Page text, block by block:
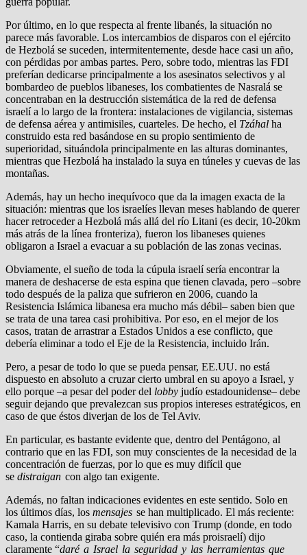
Por último, en lo que respecta al frente libanés, la situación no
parece más favorable. Los intercambios de disparos con el ejército
de Hezbolá se suceden, intermitentemente, desde hace casi un año,
con pérdidas por ambas partes. Pero, sobre todo, mientras las FDI
preferían dedicarse principalmente a los asesinatos selectivos y al
bombardeo de pueblos libaneses, los combatientes de Nasralá se
concentraban en la destrucción sistemática de la red de defensa
israelí a lo largo de la frontera: instalaciones de vigilancia, sistemas
de defensa aérea y antimisiles, cuarteles. De hecho, el Tzáhal ha
construido esta red basándose en su propio sentimiento de
superioridad, situándola principalmente en las alturas dominantes,
mientras que Hezbolá ha instalado la suya en túneles y cuevas de las
montañas.
Además, hay un hecho inequívoco que da la imagen exacta de la
situación: mientras que los israelíes llevan meses hablando de querer
hacer retroceder a Hezbolá más allá del río Litani (es decir, 10-20km
más atrás de la línea fronteriza), fueron los libaneses quienes
obligaron a Israel a evacuar a su población de las zonas vecinas.
Obviamente, el sueño de toda la cúpula israelí sería encontrar la
manera de deshacerse de esta espina que tienen clavada, pero –sobre
todo después de la paliza que sufrieron en 2006, cuando la
Resistencia Islámica libanesa era mucho más débil– saben bien que
se trata de una tarea casi prohibitiva. Por eso, en el mejor de los
casos, tratan de arrastrar a Estados Unidos a ese conflicto, que
debería eliminar a todo el Eje de la Resistencia, incluido Irán.
Pero, a pesar de todo lo que se pueda pensar, EE.UU. no está
dispuesto en absoluto a cruzar cierto umbral en su apoyo a Israel, y
ello porque –a pesar del poder del lobby judío estadounidense– debe
seguir dejando que prevalezcan sus propios intereses estratégicos, en
caso de que éstos diverjan de los de Tel Aviv.
En particular, es bastante evidente que, dentro del Pentágono, al
contrario que en las FDI, son muy conscientes de la necesidad de la
concentración de fuerzas, por lo que es muy difícil que
se distraigan con algo tan exigente.
Además, no faltan indicaciones evidentes en este sentido. Solo en
los últimos días, los mensajes se han multiplicado. El más reciente:
Kamala Harris, en su debate televisivo con Trump (donde, en todo
caso, la contienda giraba sobre quién era más proisraelí) dijo
claramente “daré a Israel la seguridad y las herramientas que